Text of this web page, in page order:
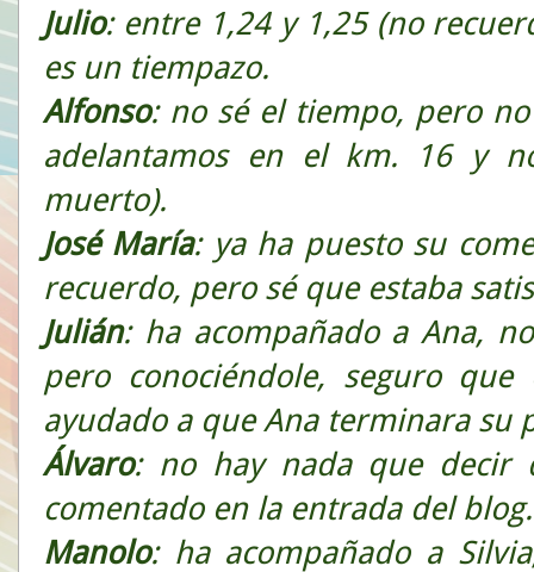
Julio: entre 1,24 y 1,25 (no
es un tiempazo.
Alfonso: no sé el tiempo, pero
adelantamos en el km. 16 y
muerto).
José María: ya ha puesto su
recuerdo, pero sé que estaba
Julián: ha acompañado a Ana,
pero conociéndole, seguro
ayudado a que Ana terminara su
Álvaro: no hay nada que decir
comentado en la entrada del blog.
Manolo: ha acompañado a